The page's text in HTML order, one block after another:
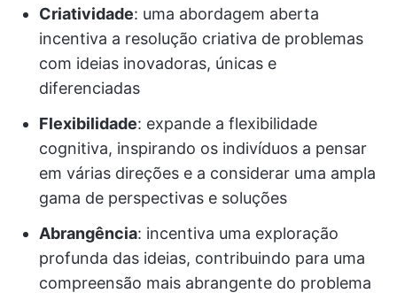
Criatividade: uma abordagem aberta
incentiva a resolução criativa de problemas
com ideias inovadoras, únicas e
diferenciadas
Flexibilidade: expande a flexibilidade
cognitiva, inspirando os indivíduos a pensar
em várias direções e a considerar uma ampla
gama de perspectivas e soluções
Abrangência: incentiva uma exploração
profunda das ideias, contribuindo para uma
compreensão mais abrangente do problema